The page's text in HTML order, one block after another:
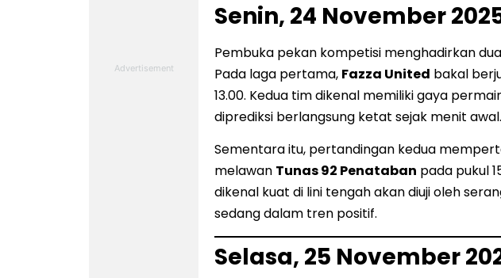
Senin, 24 November
Pembuka pekan kompetisi menghadirkan
Pada laga pertama, Fazza United bakal
13.00. Kedua tim dikenal memiliki gaya
diprediksi berlangsung ketat sejak menit awal.
Sementara itu, pertandingan kedua
melawan Tunas 92 Penataban pada pukul
dikenal kuat di lini tengah akan diuji oleh
sedang dalam tren positif.
Selasa, 25 November